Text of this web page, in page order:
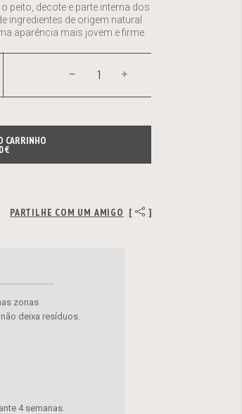
peito, decote e parte interna dos
ingredientes de origem natural
aparência mais jovem e firme.
CARRINHO
€
PARTILHE COM UM AMIGO [ ]
zonas
deixa resíduos.
4 semanas.